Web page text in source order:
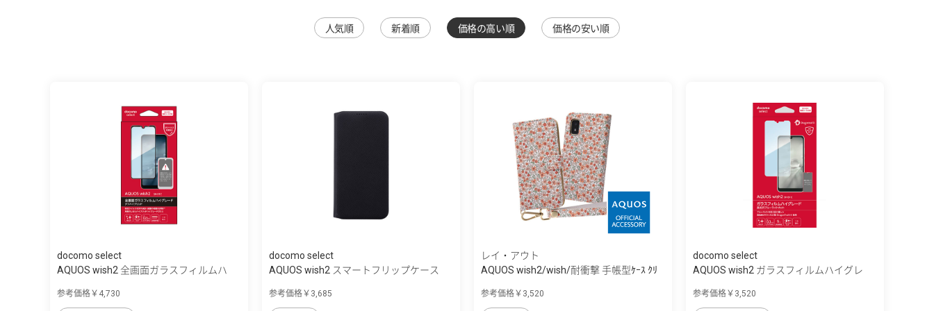
人気順 新着順 価格の高い順 価格の安い順
docomo select
AQUOS wish2 全画面ガラスフィルムハ
参考価格￥4,730
docomo select
AQUOS wish2 スマートフリップケース
参考価格￥3,685
レイ・アウト
AQUOS wish2/wish/耐衝撃 手帳型ｹｰｽ ｸﾘ
参考価格￥3,520
docomo select
AQUOS wish2 ガラスフィルムハイグレ
参考価格￥3,520